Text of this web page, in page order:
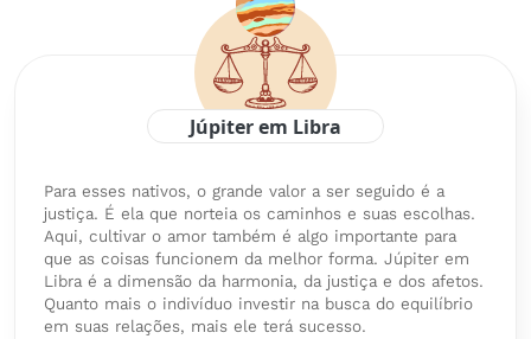
Júpiter em Libra
Para esses nativos, o grande valor a ser seguido é a
justiça. É ela que norteia os caminhos e suas escolhas.
Aqui, cultivar o amor também é algo importante para
que as coisas funcionem da melhor forma. Júpiter em
Libra é a dimensão da harmonia, da justiça e dos afetos.
Quanto mais o indivíduo investir na busca do equilíbrio
em suas relações, mais ele terá sucesso.